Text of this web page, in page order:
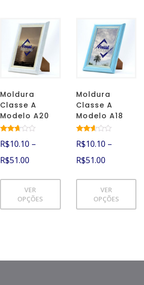
Moldura
Classe A
Modelo A20
ção
de 5
R$10.10 –
R$51.00
VER
OPÇÕES
Moldura
Classe A
Modelo A18
ção
de 5
R$10.10 –
R$51.00
VER
OPÇÕES